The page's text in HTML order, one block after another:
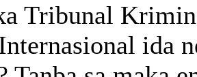
Tribunal
ida